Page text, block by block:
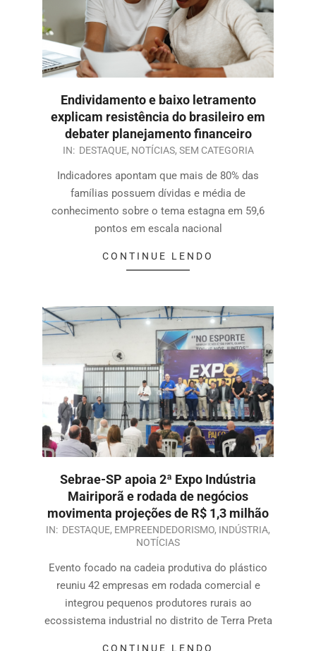
Endividamento e baixo letramento
explicam resistência do brasileiro em
debater planejamento financeiro
IN: DESTAQUE, NOTÍCIAS, SEM CATEGORIA
Indicadores apontam que mais de 80% das
famílias possuem dívidas e média de
conhecimento sobre o tema estagna em 59,6
pontos em escala nacional
CONTINUE LENDO
Sebrae-SP apoia 2ª Expo Indústria
Mairiporã e rodada de negócios
movimenta projeções de R$ 1,3 milhão
IN: DESTAQUE, EMPREENDEDORISMO, INDÚSTRIA,
NOTÍCIAS
Evento focado na cadeia produtiva do plástico
reuniu 42 empresas em rodada comercial e
integrou pequenos produtores rurais ao
ecossistema industrial no distrito de Terra Preta
CONTINUE LENDO